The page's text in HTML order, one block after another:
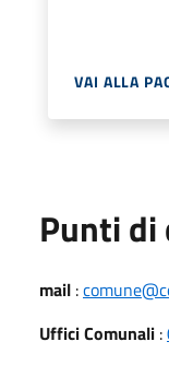
VAI ALLA
Punti
mail :
Uffici Comunali :